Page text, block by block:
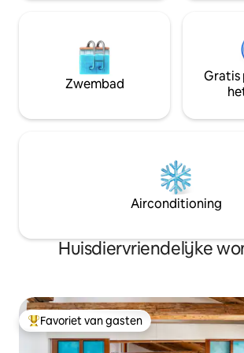
Zwembad
Gratis
Airconditioning
Huisdiervriendelijke
Topfavoriet van gasten
Favoriet van gasten